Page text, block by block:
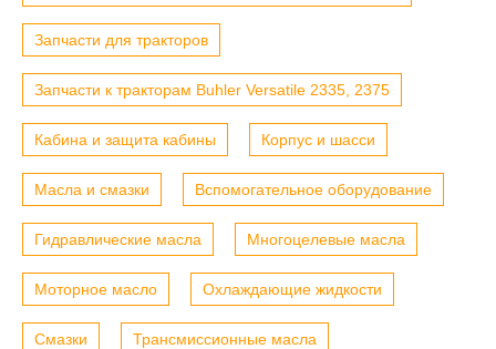
Запчасти для тракторов
Запчасти к тракторам Buhler Versatile 2335, 2375
Кабина и защита кабины Корпус и шасси
Масла и смазки Вспомогательное оборудование
Гидравлические масла Многоцелевые масла
Моторное масло Охлаждающие жидкости
Смазки Трансмиссионные масла